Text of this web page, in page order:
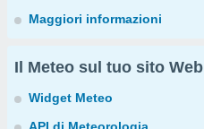
Maggiori informazioni
Il Meteo sul tuo sito Web
Widget Meteo